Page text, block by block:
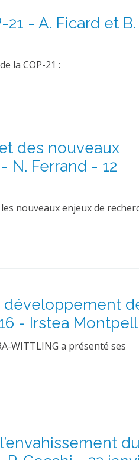
- A. Ficard et B.
la COP-21 :
des nouveaux
N. Ferrand - 12
nouveaux enjeux de
- Irstea
WITTLING a présenté ses
du